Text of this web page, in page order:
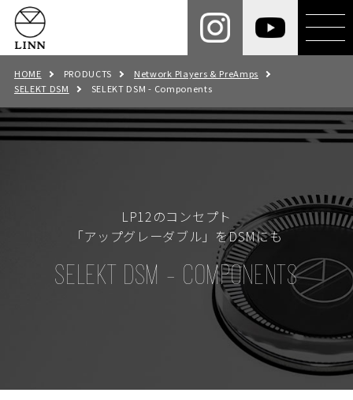
HOME PRODUCTS
Network Players & PreAmps
SELEKT DSM
SELEKT DSM - Components
LP12のコンセプト
「アップグレーダブル」をDSMにも
SELEKT DSM - COMPONENTS